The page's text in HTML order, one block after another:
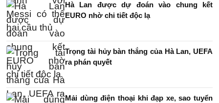
Hà Lan được dự đoán vào chung kết
EURO nhờ chi tiết độc lạ
Trọng tài hủy bàn thắng của Hà Lan, UEFA
ra phán quyết
Mải dùng điện thoại khi đạp xe, sao tuyển